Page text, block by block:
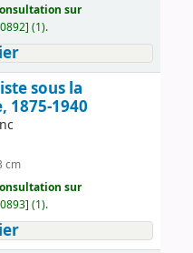
sur
(1).
sous la
1875-1940
cm
sur
(1).